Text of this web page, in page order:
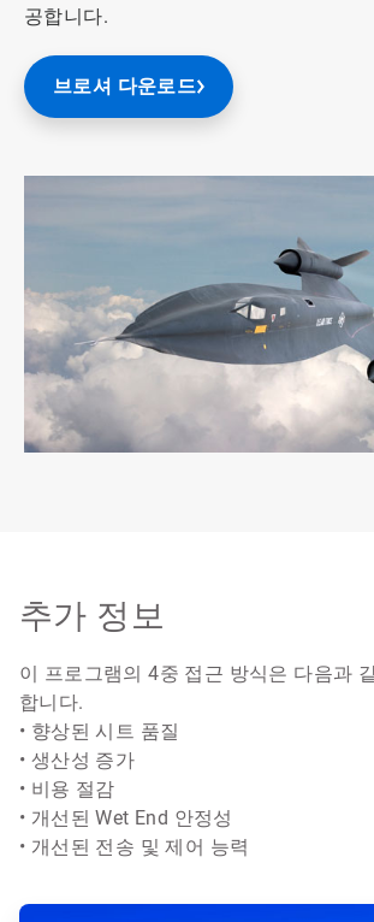
공합니다.
브로셔 다운로드
추가 정보
이 프로그램의 4중 접근 방식은 다음과
합니다.
• 향상된 시트 품질
• 생산성 증가
• 비용 절감
• 개선된 Wet End 안정성
• 개선된 전송 및 제어 능력